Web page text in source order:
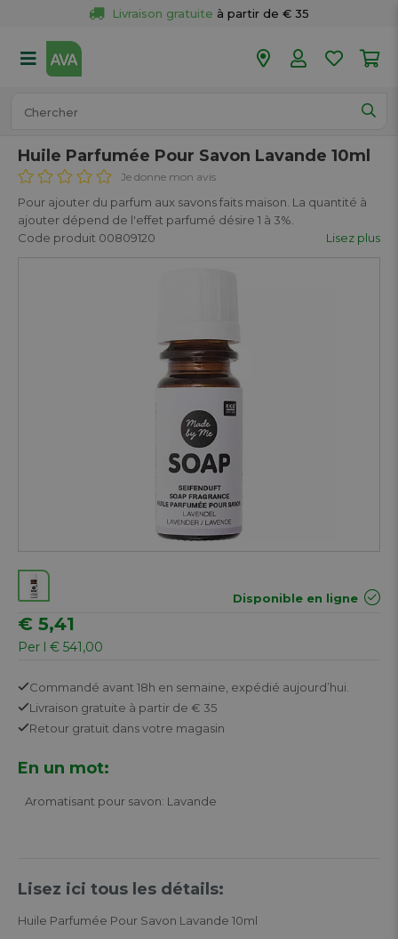
Livraison gratuite à partir de € 35
50 magasins
Huile Parfumée Pour Savon Lavande 10ml
Je donne mon avis
Pour ajouter du parfum aux savons faits maison. La quantité à
ajouter dépend de l'effet parfumé désire 1 à 3%.
Code produit 00809120
Lisez plus
Disponible en ligne
€ 5,41
Per l € 541,00
Commandé avant 18h en semaine, expédié aujourd’hui.
Livraison gratuite à partir de € 35
Retour gratuit dans votre magasin
En un mot:
Aromatisant pour savon: Lavande
Lisez ici tous les détails:
Huile Parfumée Pour Savon Lavande 10ml